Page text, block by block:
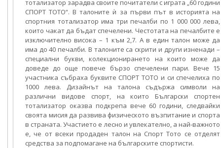
тотализатор зарадва своите почитатели с играта „60 години
СПОРТ ТОТО“. В талоните ѝ за първи път в историята на
спортния тотализатор има три печалби по 1 000 000 лева,
които чакат да бъдат спечелени. Честотата на печалбите е
изключително висока – 1 към 2,7. А в един талон може да
има до 40 печалби. В талоните са скрити и други изненади –
специални букви, колекционирането на които може да
доведе до още повече бързо спечелени пари. Вече 15
участника събраха буквите СПОРТ ТОТО и си спечелиха по
1000 лева. Дизайнът на талона съдържа символи на
различни видове спорт, на които Български спортен
тотализатор оказва подкрепа вече 60 години, следвайки
своята мисия да развива физическото възпитание и спорта
в страната. Участието е лесно и увлекателно, а най-важното
е, че от всеки продаден талон на Спорт Тото се отделят
средства за подпомагане на българските спортисти.